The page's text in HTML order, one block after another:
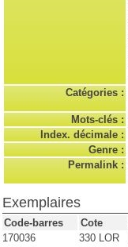
Catégories :
Mots-clés :
Index. décimale :
Genre :
Permalink :
Exemplaires
Code-barres Cote
170036
330 LOR